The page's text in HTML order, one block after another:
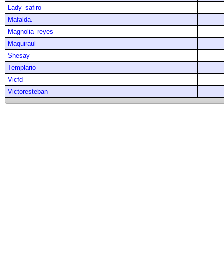
Lady_safiro
Mafalda.
Magnolia_reyes
Maquiraul
Shesay
Templario
Vicfd
Victoresteban